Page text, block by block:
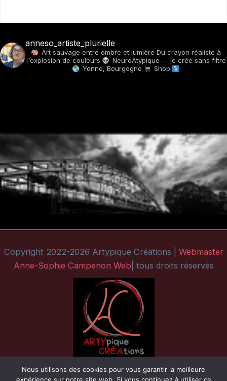
anneso_artiste_plurielle
Art sauvage entre ombre et lumière Du crayon réaliste à
l'explosion de couleurs
NeuroAtypique — je crée sans filtre
Yonne, Bourgogne
Shop
Copyright 2022-2026 Artypique Créations | Webmaster
Anne-Sophie Campenon Web | tous droits réservés
Nous utilisons des cookies pour vous garantir la meilleure